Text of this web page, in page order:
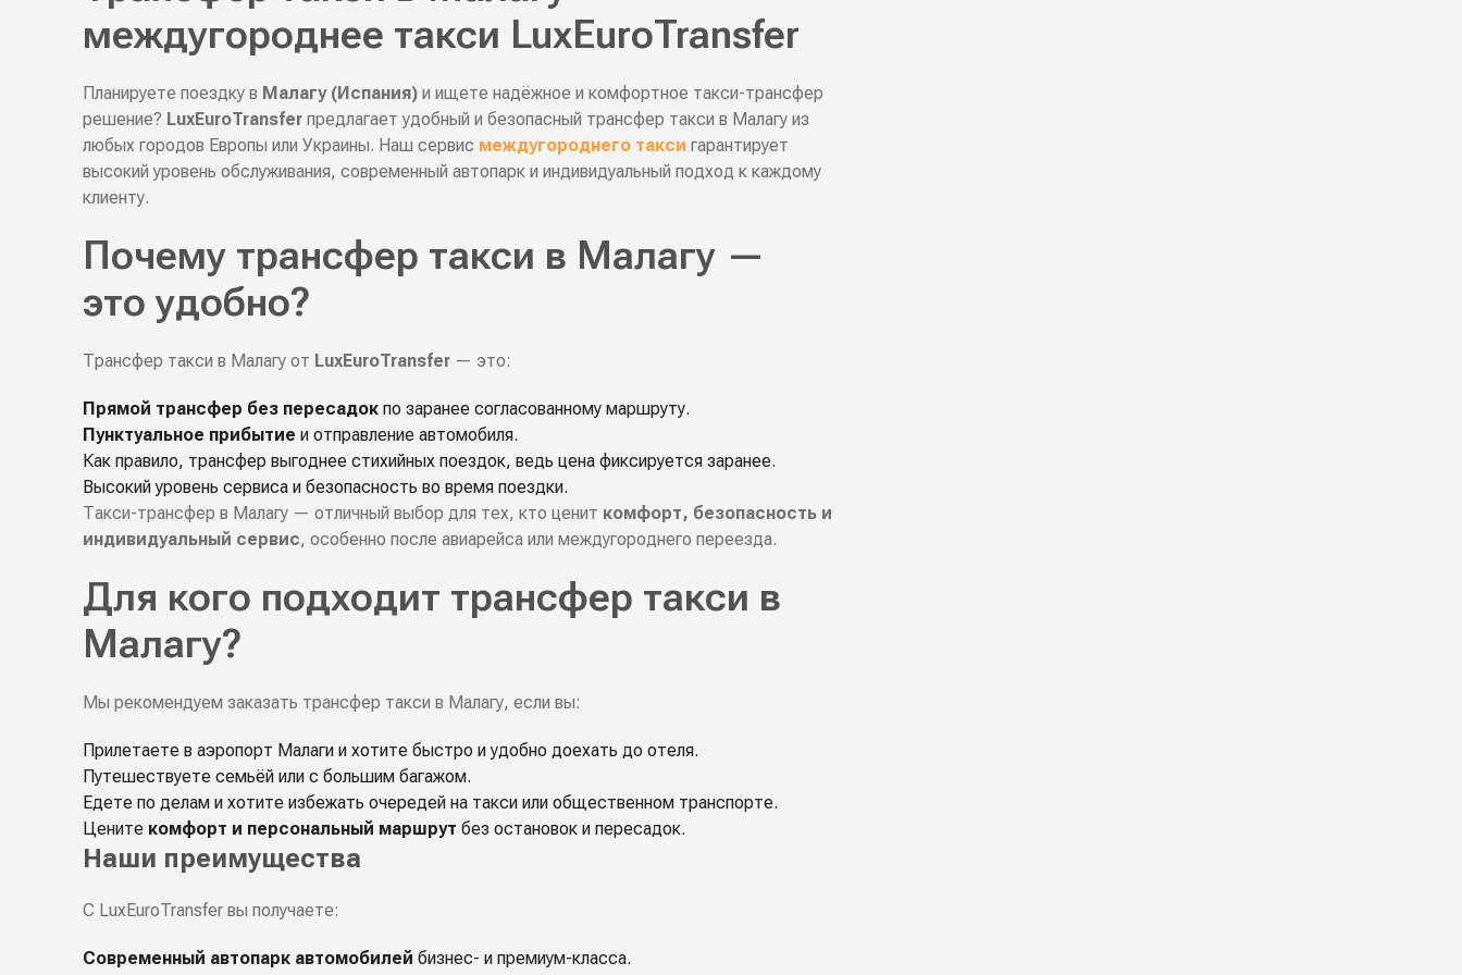
междугороднее такси LuxEuroTransfer
Планируете поездку в Малагу (Испания) и ищете надёжное и комфортное такси-трансфер
решение? LuxEuroTransfer предлагает удобный и безопасный трансфер такси в Малагу из
любых городов Европы или Украины. Наш сервис междугороднего такси гарантирует
высокий уровень обслуживания, современный автопарк и индивидуальный подход к каждому
клиенту.
Почему трансфер такси в Малагу —
это удобно?
Трансфер такси в Малагу от LuxEuroTransfer — это:
Прямой трансфер без пересадок по заранее согласованному маршруту.
Пунктуальное прибытие и отправление автомобиля.
Как правило, трансфер выгоднее стихийных поездок, ведь цена фиксируется заранее.
Высокий уровень сервиса и безопасность во время поездки.
Такси-трансфер в Малагу — отличный выбор для тех, кто ценит комфорт, безопасность и
индивидуальный сервис, особенно после авиарейса или междугороднего переезда.
Для кого подходит трансфер такси в
Малагу?
Мы рекомендуем заказать трансфер такси в Малагу, если вы:
Прилетаете в аэропорт Малаги и хотите быстро и удобно доехать до отеля.
Путешествуете семьёй или с большим багажом.
Едете по делам и хотите избежать очередей на такси или общественном транспорте.
Цените комфорт и персональный маршрут без остановок и пересадок.
Наши преимущества
С LuxEuroTransfer вы получаете:
Современный автопарк автомобилей бизнес- и премиум-класса.